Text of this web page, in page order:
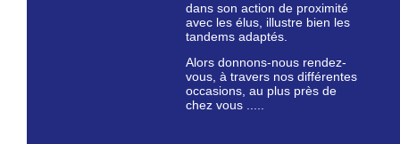
dans son action de proximité
avec les élus, illustre bien les
tandems adaptés.
Alors donnons-nous rendez-
vous, à travers nos différentes
occasions, au plus près de
chez vous .....